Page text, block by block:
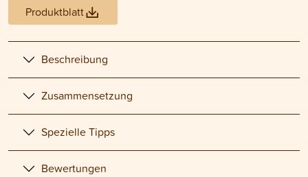
Produktblatt
Beschreibung
Zusammensetzung
Spezielle Tipps
Bewertungen